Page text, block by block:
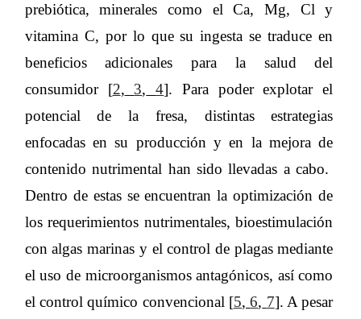
prebiótica, minerales como el Ca, Mg, Cl y
vitamina C, por lo que su ingesta se traduce en
beneficios adicionales para la salud del
consumidor [2, 3, 4]. Para poder explotar el
potencial de la fresa, distintas estrategias
enfocadas en su producción y en la mejora de
contenido nutrimental han sido llevadas a cabo.
Dentro de estas se encuentran la optimización de
los requerimientos nutrimentales, bioestimulación
con algas marinas y el control de plagas mediante
el uso de microorganismos antagónicos, así como
el control químico convencional [5, 6, 7]. A pesar